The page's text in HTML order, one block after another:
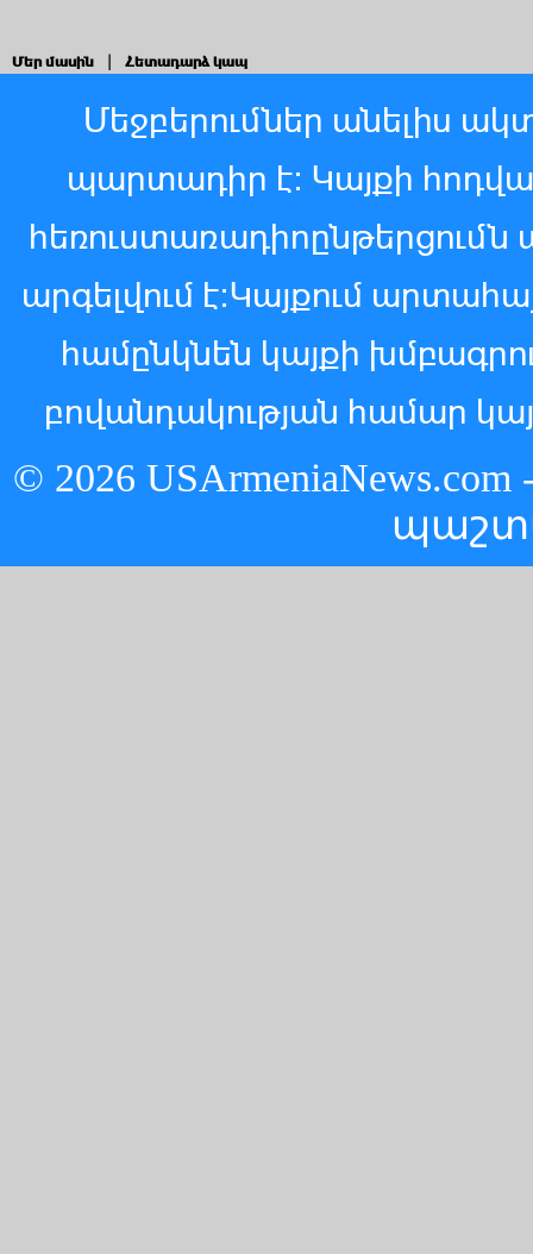
Մեր մասին Հետադարձ կապ
Մեջբերումներ անելիս
պարտադիր է: Կայքի
հեռուստառադիոընթերցումն
արգելվում է:Կայքում
համընկնեն կայքի
բովանդակության համար
© 2026